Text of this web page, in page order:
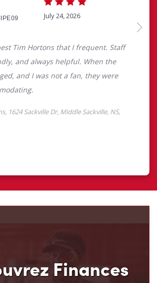
Finances